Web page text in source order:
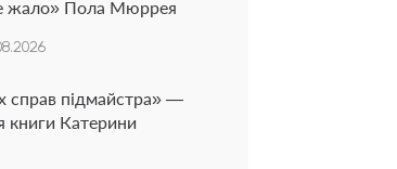
жало» Пола Мюррея
справ підмайстра» —
книги Катерини